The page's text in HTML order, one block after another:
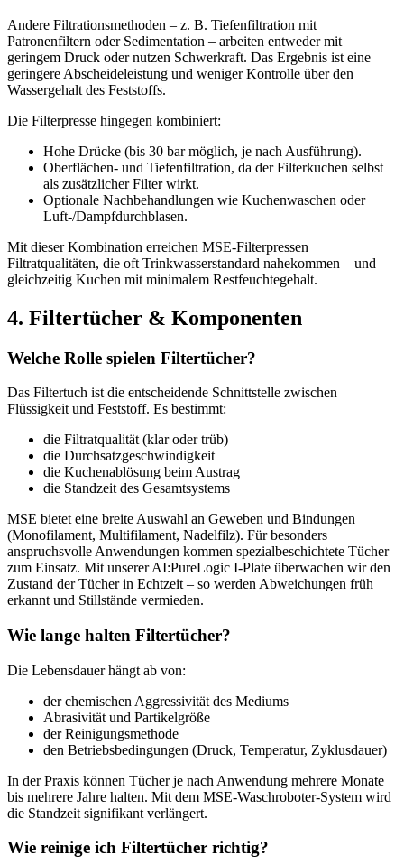
Andere Filtrationsmethoden – z. B. Tiefenfiltration mit
Patronenfiltern oder Sedimentation – arbeiten entweder mit
geringem Druck oder nutzen Schwerkraft. Das Ergebnis ist eine
geringere Abscheideleistung und weniger Kontrolle über den
Wassergehalt des Feststoffs.
Die Filterpresse hingegen kombiniert:
Hohe Drücke (bis 30 bar möglich, je nach Ausführung).
Oberflächen- und Tiefenfiltration, da der Filterkuchen selbst
als zusätzlicher Filter wirkt.
Optionale Nachbehandlungen wie Kuchenwaschen oder
Luft-/Dampfdurchblasen.
Mit dieser Kombination erreichen MSE-Filterpressen
Filtratqualitäten, die oft Trinkwasserstandard nahekommen – und
gleichzeitig Kuchen mit minimalem Restfeuchtegehalt.
4. Filtertücher & Komponenten
Welche Rolle spielen Filtertücher?
Das Filtertuch ist die entscheidende Schnittstelle zwischen
Flüssigkeit und Feststoff. Es bestimmt:
die Filtratqualität (klar oder trüb)
die Durchsatzgeschwindigkeit
die Kuchenablösung beim Austrag
die Standzeit des Gesamtsystems
MSE bietet eine breite Auswahl an Geweben und Bindungen
(Monofilament, Multifilament, Nadelfilz). Für besonders
anspruchsvolle Anwendungen kommen spezialbeschichtete Tücher
zum Einsatz. Mit unserer AI:PureLogic I-Plate überwachen wir den
Zustand der Tücher in Echtzeit – so werden Abweichungen früh
erkannt und Stillstände vermieden.
Wie lange halten Filtertücher?
Die Lebensdauer hängt ab von:
der chemischen Aggressivität des Mediums
Abrasivität und Partikelgröße
der Reinigungsmethode
den Betriebsbedingungen (Druck, Temperatur, Zyklusdauer)
In der Praxis können Tücher je nach Anwendung mehrere Monate
bis mehrere Jahre halten. Mit dem MSE-Waschroboter-System wird
die Standzeit signifikant verlängert.
Wie reinige ich Filtertücher richtig?